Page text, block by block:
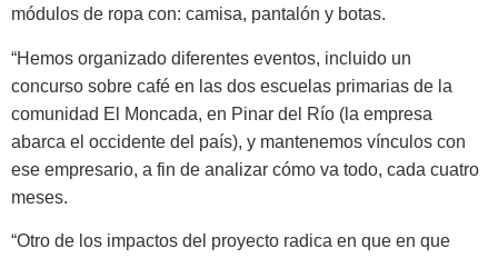
módulos de ropa con: camisa, pantalón y botas.
“Hemos organizado diferentes eventos, incluido un
concurso sobre café en las dos escuelas primarias de la
comunidad El Moncada, en Pinar del Río (la empresa
abarca el occidente del país), y mantenemos vínculos con
ese empresario, a fin de analizar cómo va todo, cada cuatro
meses.
“Otro de los impactos del proyecto radica en que en que